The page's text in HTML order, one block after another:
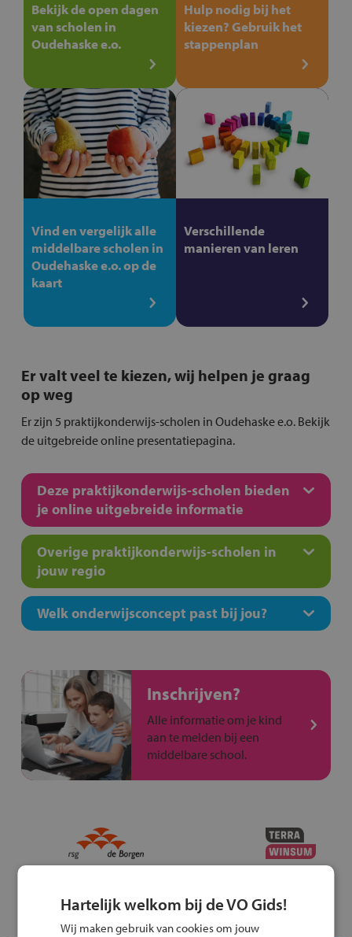
Bekijk de open dagen
van scholen in
Oudehaske e.o.
Hulp nodig bij het
kiezen? Gebruik het
stappenplan
Vind en vergelijk alle
middelbare scholen in
Oudehaske e.o. op de
kaart
Verschillende
manieren van leren
Er valt veel te kiezen, wij helpen je graag
op weg
Er zijn 5 praktijkonderwijs-scholen in Oudehaske e.o. Bekijk
de uitgebreide online presentatiepagina.
Deze praktijkonderwijs-scholen bieden
je online uitgebreide informatie
Overige praktijkonderwijs-scholen in
jouw regio
Welk onderwijsconcept past bij jou?
Inschrijven?
Alle informatie om je kind
aan te melden bij een
middelbare school.
Hartelijk welkom bij de VO Gids!
Wij maken gebruik van cookies om jouw